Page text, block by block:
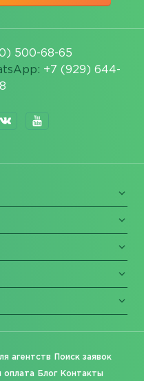
500-68-65
+7 (929) 644-
агентств Поиск заявок
оплата Блог Контакты